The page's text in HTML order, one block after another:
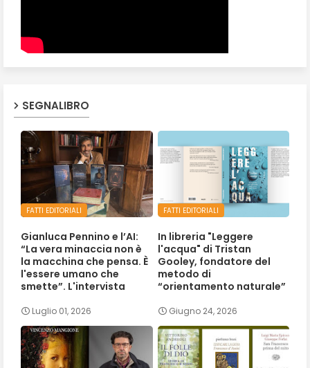
SEGNALIBRO
FATTI EDITORIALI
Gianluca Pennino e l’AI:
“La vera minaccia non è
la macchina che pensa. È
l'essere umano che
smette”. L'intervista
Luglio 01, 2026
FATTI EDITORIALI
In libreria "Leggere
l'acqua" di Tristan
Gooley, fondatore del
metodo di
“orientamento naturale”
Giugno 24, 2026